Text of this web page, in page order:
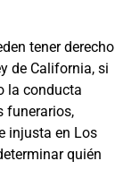
tener derecho
de California, si
la conducta
funerarios,
injusta en Los
quién